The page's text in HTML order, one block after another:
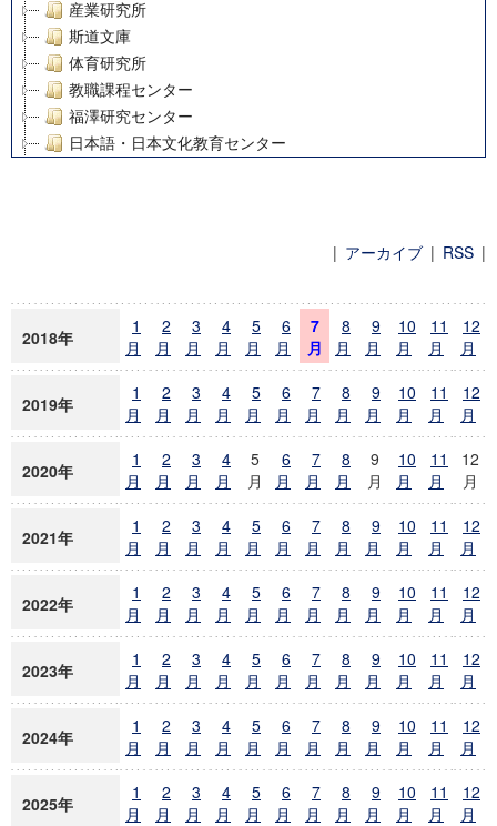
産業研究所
斯道文庫
体育研究所
教職課程センター
福澤研究センター
日本語・日本文化教育センター
グローバルリサーチインスティテュート
科学研究費補助金研究成果報告書
21世紀COEプログラム
慶應義塾大学グローバルCOEプログラム市民社会ガバナン
博士課程教育リーディングプログラム「超成熟社会発展のサ
学術雑誌掲載論文等(8)
その他
| アーカイブ | RSS |
2018年
1
月
2
月
3
月
4
月
5
月
6
月
7
月
8
月
9
月
10
月
11
月
12
月
2019年
1
月
2
月
3
月
4
月
5
月
6
月
7
月
8
月
9
月
10
月
11
月
12
月
2020年
1
月
2
月
3
月
4
月
5
月
6
月
7
月
8
月
9
月
10
月
11
月
12
月
2021年
1
月
2
月
3
月
4
月
5
月
6
月
7
月
8
月
9
月
10
月
11
月
12
月
2022年
1
月
2
月
3
月
4
月
5
月
6
月
7
月
8
月
9
月
10
月
11
月
12
月
2023年
1
月
2
月
3
月
4
月
5
月
6
月
7
月
8
月
9
月
10
月
11
月
12
月
2024年
1
月
2
月
3
月
4
月
5
月
6
月
7
月
8
月
9
月
10
月
11
月
12
月
2025年
1
月
2
月
3
月
4
月
5
月
6
月
7
月
8
月
9
月
10
月
11
月
12
月